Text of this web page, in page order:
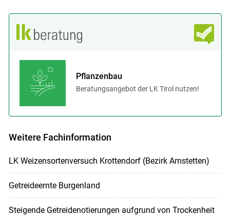
Pflanzenbau
Beratungsangebot der LK Tirol nutzen!
Weitere Fachinformation
LK Weizensortenversuch Krottendorf (Bezirk Amstetten)
Getreideernte Burgenland
Steigende Getreidenotierungen aufgrund von Trockenheit